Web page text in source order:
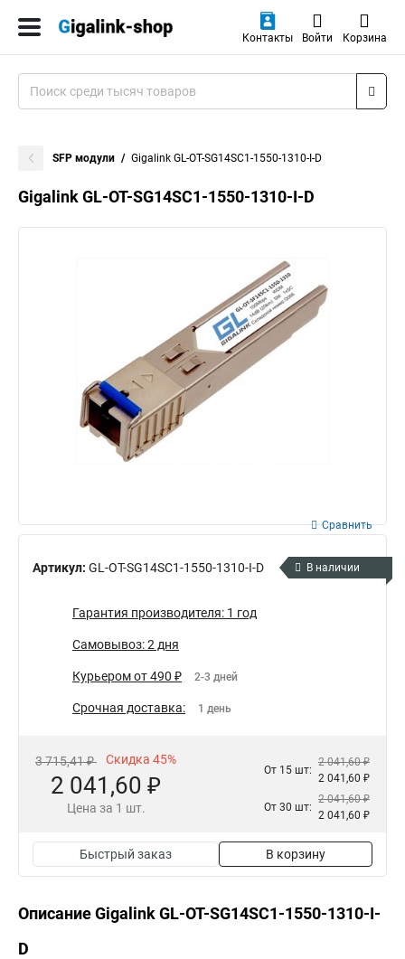
Контакты Войти Корзина
SFP модули Gigalink GL-OT-SG14SC1-1550-1310-I-D
Gigalink GL-OT-SG14SC1-1550-1310-I-D
Артикул: GL-OT-SG14SC1-1550-1310-I-D
Сравнить
В наличии
Гарантия производителя: 1 год
Самовывоз: 2 дня
Курьером от 490 ₽ 2-3 дней
Срочная доставка: 1 день
3 715,41 ₽ Скидка 45%
2 041,60 ₽
Цена за 1 шт.
От 15 шт:
2 041,60 ₽
2 041,60 ₽
От 30 шт:
2 041,60 ₽
2 041,60 ₽
Быстрый заказ В корзину
Описание Gigalink GL-OT-SG14SC1-1550-1310-I-
D